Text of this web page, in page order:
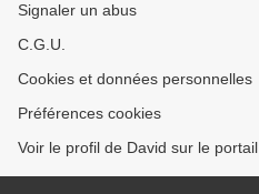
Signaler un abus
C.G.U.
Cookies et données personnelles
Préférences cookies
Voir le profil de David sur le